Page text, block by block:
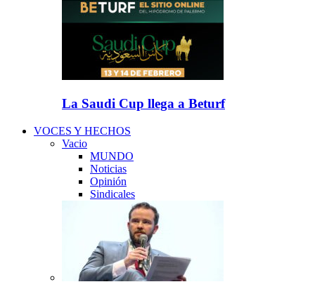
La Saudi Cup llega a Beturf
VOCES Y HECHOS
Vacio
MUNDO
Noticias
Opinión
Sindicales